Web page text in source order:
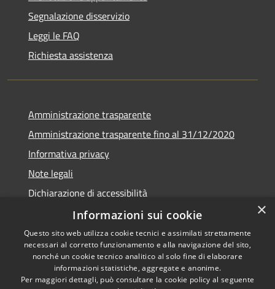
Segnalazione disservizio
Leggi le FAQ
Richiesta assistenza
Amministrazione trasparente
Amministrazione trasparente fino al 31/12/2020
Informativa privacy
Note legali
Dichiarazione di accessibilità
Accessibilità
Privacy
Copyright © 2026 • Comune di
Teramo • Powered by
Municipium• Accesso
×
Informazioni sui cookie
Questo sito web utilizza cookie tecnici e assimilati strettamente
necessari al corretto funzionamento e alla navigazione del sito,
nonché un cookie tecnico analitico al solo fine di elaborare
informazioni statistiche, aggregate e anonime.
Per maggiori dettagli, può consultare la cookie policy al seguente